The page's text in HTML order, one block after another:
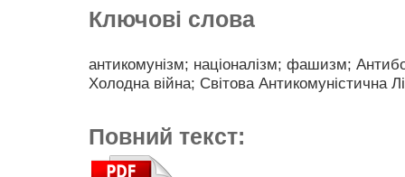
Ключові слова
антикомунізм; націоналізм; фашизм;
Холодна війна; Світова Антикомуністична
Повний текст: